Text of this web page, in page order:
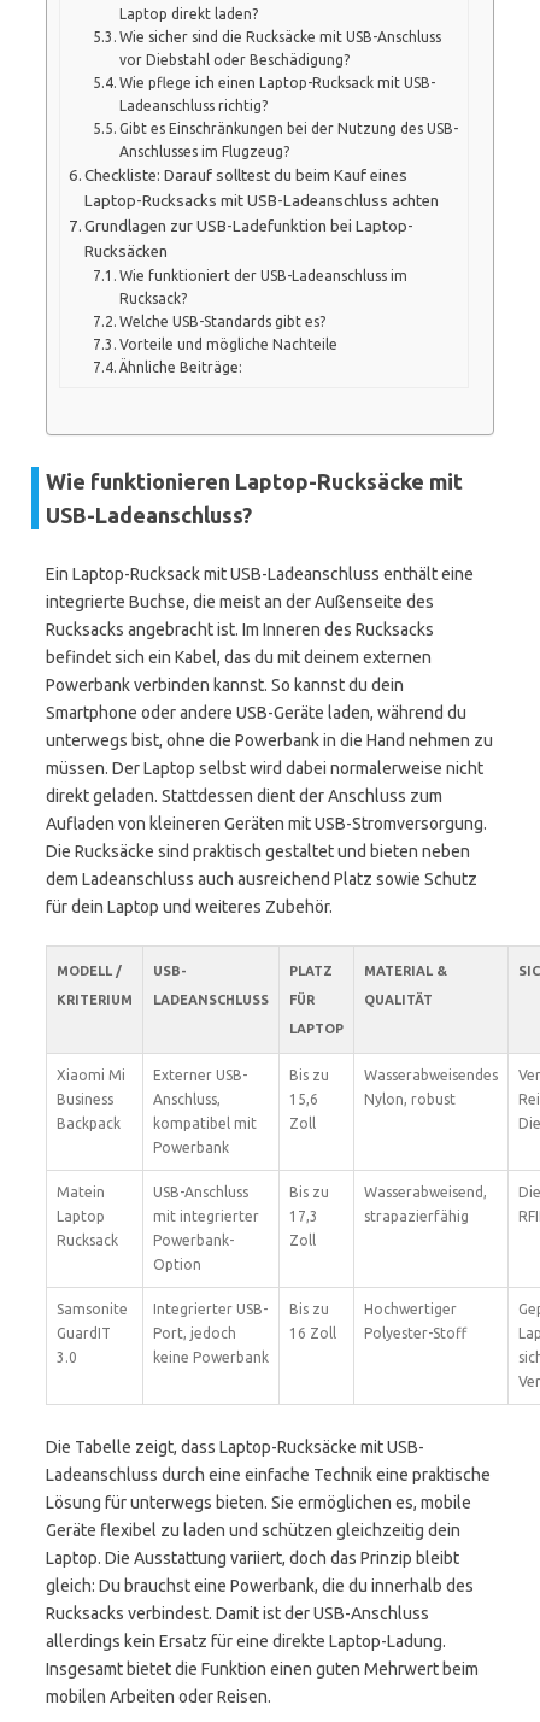
Laptop direkt laden?
Wie sicher sind die Rucksäcke mit USB-Anschluss
vor Diebstahl oder Beschädigung?
Wie pflege ich einen Laptop-Rucksack mit USB-
Ladeanschluss richtig?
Gibt es Einschränkungen bei der Nutzung des USB-
Anschlusses im Flugzeug?
Checkliste: Darauf solltest du beim Kauf eines
Laptop-Rucksacks mit USB-Ladeanschluss achten
Grundlagen zur USB-Ladefunktion bei Laptop-
Rucksäcken
Wie funktioniert der USB-Ladeanschluss im
Rucksack?
Welche USB-Standards gibt es?
Vorteile und mögliche Nachteile
Ähnliche Beiträge:
Wie funktionieren Laptop-Rucksäcke mit
USB-Ladeanschluss?
Ein Laptop-Rucksack mit USB-Ladeanschluss enthält eine
integrierte Buchse, die meist an der Außenseite des
Rucksacks angebracht ist. Im Inneren des Rucksacks
befindet sich ein Kabel, das du mit deinem externen
Powerbank verbinden kannst. So kannst du dein
Smartphone oder andere USB-Geräte laden, während du
unterwegs bist, ohne die Powerbank in die Hand nehmen zu
müssen. Der Laptop selbst wird dabei normalerweise nicht
direkt geladen. Stattdessen dient der Anschluss zum
Aufladen von kleineren Geräten mit USB-Stromversorgung.
Die Rucksäcke sind praktisch gestaltet und bieten neben
dem Ladeanschluss auch ausreichend Platz sowie Schutz
für dein Laptop und weiteres Zubehör.
MODELL /
KRITERIUM
USB-
LADEANSCHLUSS
PLATZ
FÜR
LAPTOP
MATERIAL &
QUALITÄT
Xiaomi Mi
Business
Backpack
Externer USB-
Anschluss,
kompatibel mit
Powerbank
Bis zu
15,6
Zoll
Wasserabweisendes
Nylon, robust
Matein
Laptop
Rucksack
USB-Anschluss
mit integrierter
Powerbank-
Option
Bis zu
17,3
Zoll
Wasserabweisend,
strapazierfähig
Samsonite
GuardIT
3.0
Integrierter USB-
Port, jedoch
keine Powerbank
Bis zu
16 Zoll
Hochwertiger
Polyester-Stoff
Die Tabelle zeigt, dass Laptop-Rucksäcke mit USB-
Ladeanschluss durch eine einfache Technik eine praktische
Lösung für unterwegs bieten. Sie ermöglichen es, mobile
Geräte flexibel zu laden und schützen gleichzeitig dein
Laptop. Die Ausstattung variiert, doch das Prinzip bleibt
gleich: Du brauchst eine Powerbank, die du innerhalb des
Rucksacks verbindest. Damit ist der USB-Anschluss
allerdings kein Ersatz für eine direkte Laptop-Ladung.
Insgesamt bietet die Funktion einen guten Mehrwert beim
mobilen Arbeiten oder Reisen.